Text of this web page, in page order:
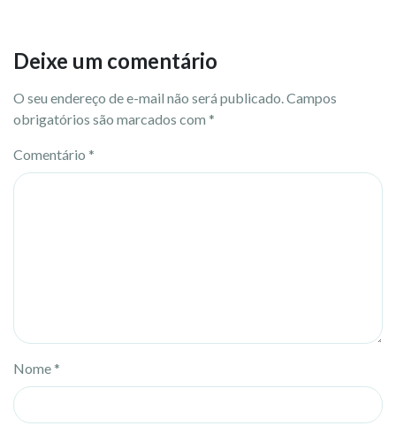
Deixe um comentário
O seu endereço de e-mail não será publicado.Campos
obrigatórios são marcados com *
Comentário *
Nome*